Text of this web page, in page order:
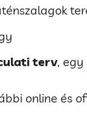
terv,
online és